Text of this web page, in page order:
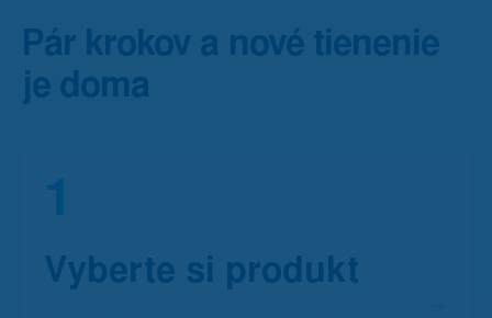
Pár krokov a nové tienenie
je doma
1
Vyberte si produkt